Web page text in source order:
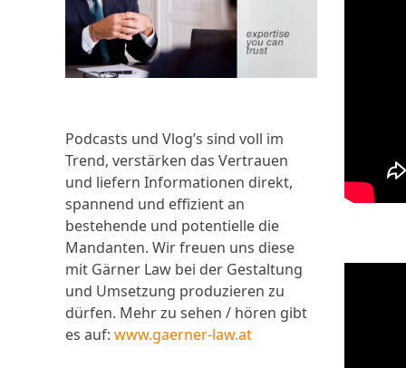
Podcasts und Vlog’s sind voll im
Trend, verstärken das Vertrauen
und liefern Informationen direkt,
spannend und effizient an
bestehende und potentielle die
Mandanten. Wir freuen uns diese
mit Gärner Law bei der Gestaltung
und Umsetzung produzieren zu
dürfen. Mehr zu sehen / hören gibt
es auf: www.gaerner-law.at